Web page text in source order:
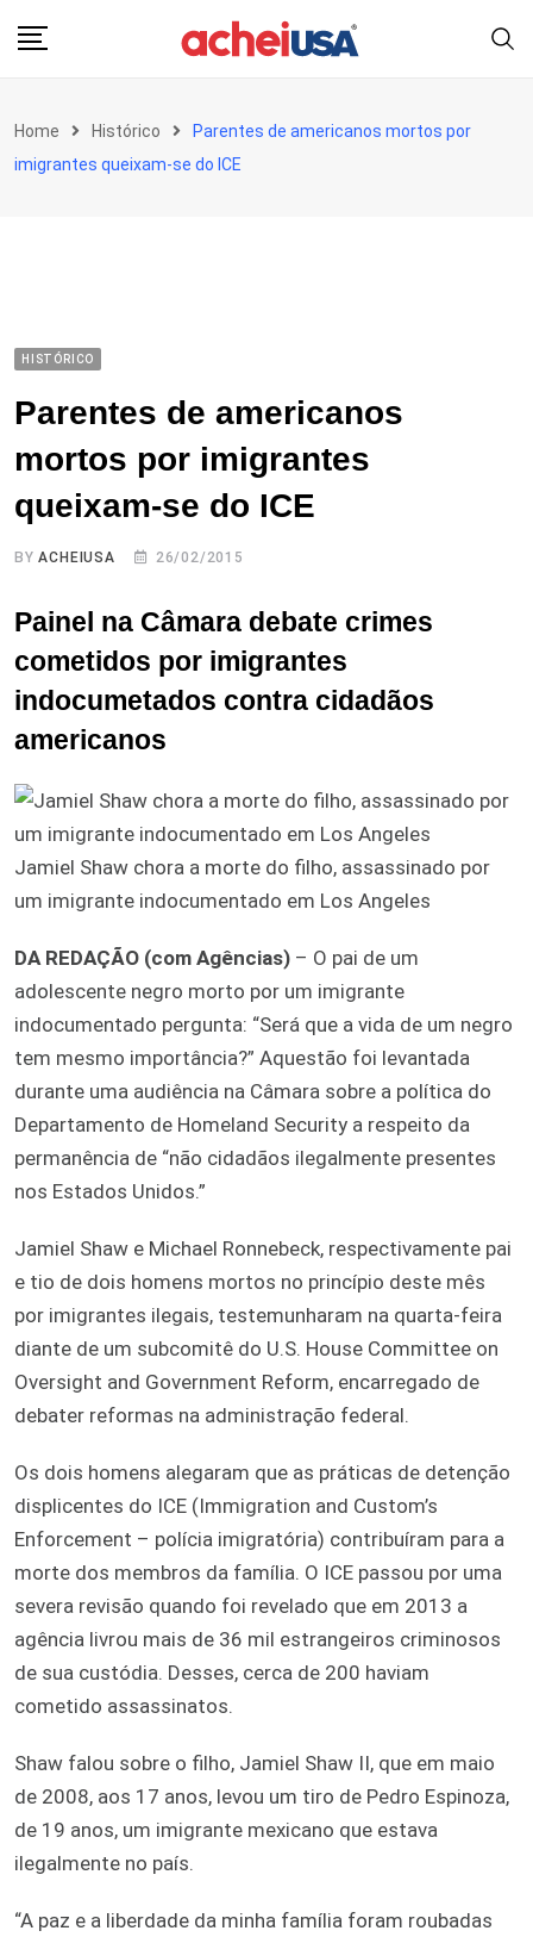
Home Histórico
Parentes de americanos mortos por
imigrantes queixam-se do ICE
HISTÓRICO
Parentes de americanos
mortos por imigrantes
queixam-se do ICE
BYACHEIUSA 26/02/2015
Painel na Câmara debate crimes
cometidos por imigrantes
indocumetados contra cidadãos
americanos
Jamiel Shaw chora a morte do filho, assassinado por
um imigrante indocumentado em Los Angeles
DA REDAÇÃO (com Agências) – O pai de um
adolescente negro morto por um imigrante
indocumentado pergunta: “Será que a vida de um negro
tem mesmo importância?” Aquestão foi levantada
durante uma audiência na Câmara sobre a política do
Departamento de Homeland Security a respeito da
permanência de “não cidadãos ilegalmente presentes
nos Estados Unidos.”
Jamiel Shaw e Michael Ronnebeck, respectivamente pai
e tio de dois homens mortos no princípio deste mês
por imigrantes ilegais, testemunharam na quarta-feira
diante de um subcomitê do U.S. House Committee on
Oversight and Government Reform, encarregado de
debater reformas na administração federal.
Os dois homens alegaram que as práticas de detenção
displicentes do ICE (Immigration and Custom’s
Enforcement – polícia imigratória) contribuíram para a
morte dos membros da família. O ICE passou por uma
severa revisão quando foi revelado que em 2013 a
agência livrou mais de 36 mil estrangeiros criminosos
de sua custódia. Desses, cerca de 200 haviam
cometido assassinatos.
Shaw falou sobre o filho, Jamiel Shaw II, que em maio
de 2008, aos 17 anos, levou um tiro de Pedro Espinoza,
de 19 anos, um imigrante mexicano que estava
ilegalmente no país.
“A paz e a liberdade da minha família foram roubadas